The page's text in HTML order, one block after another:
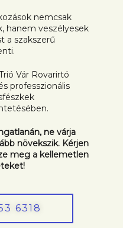
nemcsak
hanem veszélyesek
a szakszerű
Vár Rovarirtó
professzionális
ne várja
növekszik. Kérjen
meg a kellemetlen
6318